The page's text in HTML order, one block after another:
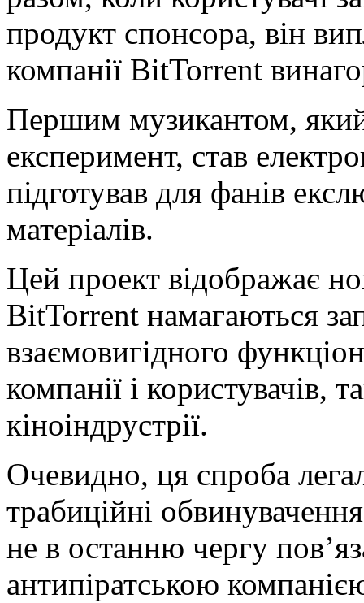
продукт спонсора, він
компанії BitTorrent
Першим музикантом,
експеримент, став
підготував для фанів
матеріалів.
Цей проект відображає
BitTorrent намагаються
взаємовигідного
компанії і користувачів,
кіноіндрустрії.
Очевидно, ця спроба
трабиційні
не в останню чергу
антипіратською